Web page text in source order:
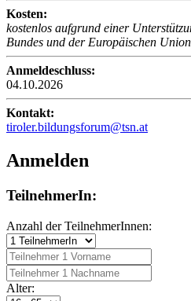
Kosten:
kostenlos aufgrund einer
Bundes und der Europäischen Union
Anmeldeschluss:
04.10.2026
Kontakt:
tiroler.bildungsforum@tsn.at
Anmelden
TeilnehmerIn:
Anzahl der TeilnehmerInnen:
Alter: